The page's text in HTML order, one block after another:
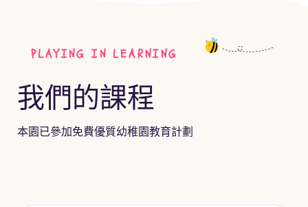
PLAYING IN LEARNING
我們的課程
本園已參加免費優質幼稚園教育計劃